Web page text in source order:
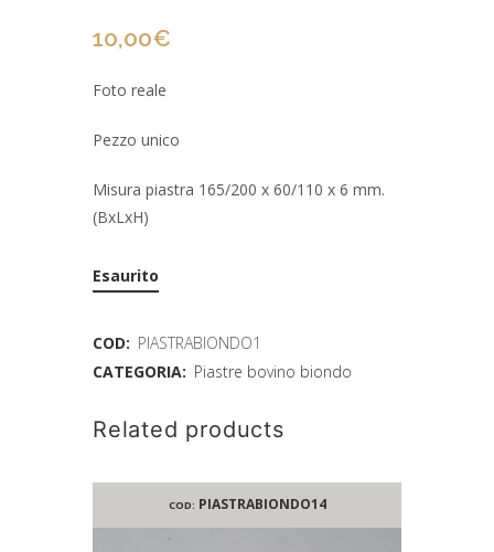
10,00€
Foto reale
Pezzo unico
Misura piastra 165/200 x 60/110 x 6 mm.
(BxLxH)
Esaurito
COD: PIASTRABIONDO1
CATEGORIA: Piastre bovino biondo
Related products
COD: PIASTRABIONDO14